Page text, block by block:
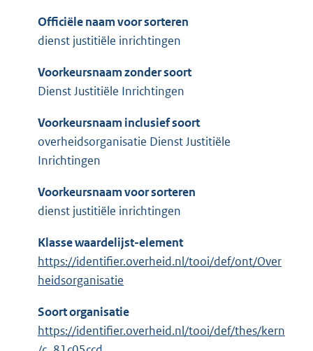
Officiële naam voor sorteren
dienst justitiële inrichtingen
Voorkeursnaam zonder soort
Dienst Justitiële Inrichtingen
Voorkeursnaam inclusief soort
overheidsorganisatie Dienst Justitiële
Inrichtingen
Voorkeursnaam voor sorteren
dienst justitiële inrichtingen
Klasse waardelijst-element
https://identifier.overheid.nl/tooi/def/ont/Over
heidsorganisatie
Soort organisatie
https://identifier.overheid.nl/tooi/def/thes/kern